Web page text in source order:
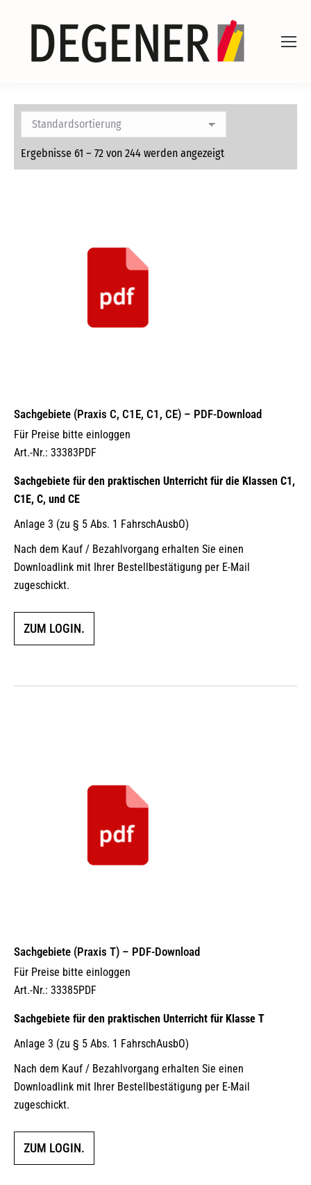
Ergebnisse 61 – 72 von 244 werden angezeigt
Sachgebiete (Praxis C, C1E, C1, CE) – PDF-Download
Für Preise bitte einloggen
Art.-Nr.: 33383PDF
Sachgebiete für den praktischen Unterricht für die Klassen C1,
C1E, C, und CE
Anlage 3 (zu § 5 Abs. 1 FahrschAusbO)
Nach dem Kauf / Bezahlvorgang erhalten Sie einen
Downloadlink mit Ihrer Bestellbestätigung per E-Mail
zugeschickt.
ZUM LOGIN.
Sachgebiete (Praxis T) – PDF-Download
Für Preise bitte einloggen
Art.-Nr.: 33385PDF
Sachgebiete für den praktischen Unterricht für Klasse T
Anlage 3 (zu § 5 Abs. 1 FahrschAusbO)
Nach dem Kauf / Bezahlvorgang erhalten Sie einen
Downloadlink mit Ihrer Bestellbestätigung per E-Mail
zugeschickt.
ZUM LOGIN.